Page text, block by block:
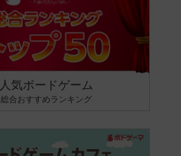
人気ボードゲーム
総合おすすめランキング